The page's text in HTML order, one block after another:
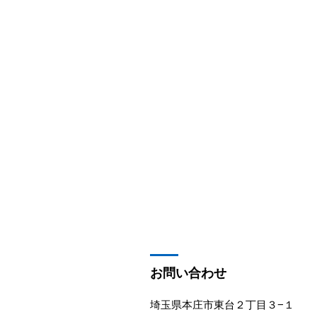
お問い合わせ
埼玉県本庄市東台２丁目３−１